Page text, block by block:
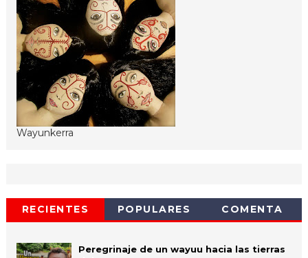
Wayunkerra
RECIENTES POPULARES COMENTA
Peregrinaje de un wayuu hacia las tierras